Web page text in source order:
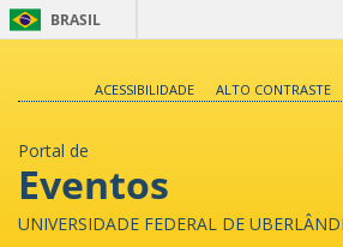
BRASIL
ACESSIBILIDADE
ALTO CONTRASTE
Portal de
Eventos
UNIVERSIDADE FEDERAL DE